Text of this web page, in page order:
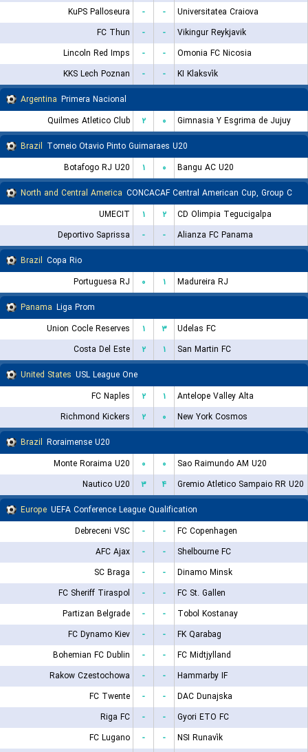
KuPS Palloseura
- -
Universitatea Craiova
FC Thun
- -
Vikingur Reykjavik
Lincoln Red Imps
- -
Omonia FC Nicosia
KKS Lech Poznan
- -
KI Klaksvík
Argentina Primera Nacional
Quilmes Atletico Club
۲ ۰
Gimnasia Y Esgrima de Jujuy
Brazil Torneio Otavio Pinto Guimaraes U20
Botafogo RJ U20
۱ ۰
Bangu AC U20
North and Central America CONCACAF Central American Cup, Group C
UMECIT
۱ ۲
CD Olimpia Tegucigalpa
Deportivo Saprissa
- -
Alianza FC Panama
Brazil Copa Rio
Portuguesa RJ
۰ ۱
Madureira RJ
Panama Liga Prom
Union Cocle Reserves
۱ ۳
Udelas FC
Costa Del Este
۲ ۱
San Martin FC
United States USL League One
FC Naples
۲ ۱
Antelope Valley Alta
Richmond Kickers
۲ ۰
New York Cosmos
Brazil Roraimense U20
Monte Roraima U20
۰ ۰
Sao Raimundo AM U20
Nautico U20
۳ ۴
Gremio Atletico Sampaio RR U20
Europe UEFA Conference League Qualification
Debreceni VSC
- -
FC Copenhagen
AFC Ajax
- -
Shelbourne FC
SC Braga
- -
Dinamo Minsk
FC Sheriff Tiraspol
- -
FC St. Gallen
Partizan Belgrade
- -
Tobol Kostanay
FC Dynamo Kiev
- -
FK Qarabag
Bohemian FC Dublin
- -
FC Midtjylland
Rakow Czestochowa
- -
Hammarby IF
FC Twente
- -
DAC Dunajska
Riga FC
- -
Gyori ETO FC
FC Lugano
- - NSI Runavík